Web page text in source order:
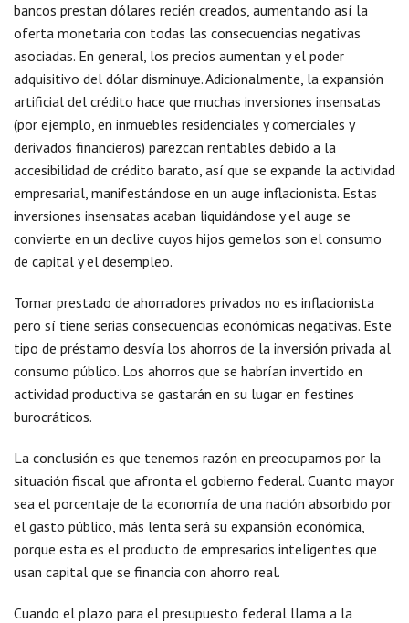
bancos prestan dólares recién creados, aumentando así la
oferta monetaria con todas las consecuencias negativas
asociadas. En general, los precios aumentan y el poder
adquisitivo del dólar disminuye. Adicionalmente, la expansión
artificial del crédito hace que muchas inversiones insensatas
(por ejemplo, en inmuebles residenciales y comerciales y
derivados financieros) parezcan rentables debido a la
accesibilidad de crédito barato, así que se expande la actividad
empresarial, manifestándose en un auge inflacionista. Estas
inversiones insensatas acaban liquidándose y el auge se
convierte en un declive cuyos hijos gemelos son el consumo
de capital y el desempleo.
Tomar prestado de ahorradores privados no es inflacionista
pero sí tiene serias consecuencias económicas negativas. Este
tipo de préstamo desvía los ahorros de la inversión privada al
consumo público. Los ahorros que se habrían invertido en
actividad productiva se gastarán en su lugar en festines
burocráticos.
La conclusión es que tenemos razón en preocuparnos por la
situación fiscal que afronta el gobierno federal. Cuanto mayor
sea el porcentaje de la economía de una nación absorbido por
el gasto público, más lenta será su expansión económica,
porque esta es el producto de empresarios inteligentes que
usan capital que se financia con ahorro real.
Cuando el plazo para el presupuesto federal llama a la